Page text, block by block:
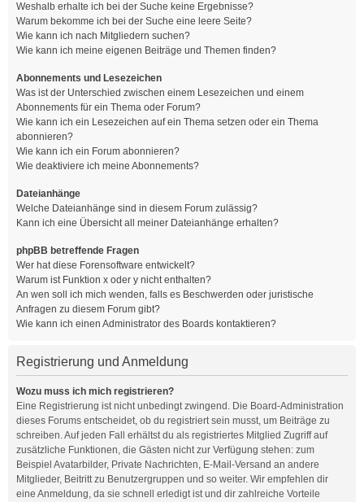
Weshalb erhalte ich bei der Suche keine Ergebnisse?
Warum bekomme ich bei der Suche eine leere Seite?
Wie kann ich nach Mitgliedern suchen?
Wie kann ich meine eigenen Beiträge und Themen finden?
Abonnements und Lesezeichen
Was ist der Unterschied zwischen einem Lesezeichen und einem
Abonnements für ein Thema oder Forum?
Wie kann ich ein Lesezeichen auf ein Thema setzen oder ein Thema
abonnieren?
Wie kann ich ein Forum abonnieren?
Wie deaktiviere ich meine Abonnements?
Dateianhänge
Welche Dateianhänge sind in diesem Forum zulässig?
Kann ich eine Übersicht all meiner Dateianhänge erhalten?
phpBB betreffende Fragen
Wer hat diese Forensoftware entwickelt?
Warum ist Funktion x oder y nicht enthalten?
An wen soll ich mich wenden, falls es Beschwerden oder juristische
Anfragen zu diesem Forum gibt?
Wie kann ich einen Administrator des Boards kontaktieren?
Registrierung und Anmeldung
Wozu muss ich mich registrieren?
Eine Registrierung ist nicht unbedingt zwingend. Die Board-Administration
dieses Forums entscheidet, ob du registriert sein musst, um Beiträge zu
schreiben. Auf jeden Fall erhältst du als registriertes Mitglied Zugriff auf
zusätzliche Funktionen, die Gästen nicht zur Verfügung stehen: zum
Beispiel Avatarbilder, Private Nachrichten, E-Mail-Versand an andere
Mitglieder, Beitritt zu Benutzergruppen und so weiter. Wir empfehlen dir
eine Anmeldung, da sie schnell erledigt ist und dir zahlreiche Vorteile